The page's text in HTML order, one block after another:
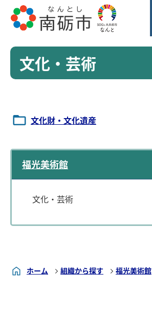
文化・芸術
文化財・文化遺産
福光美術館
文化・芸術
ホーム 組織から探す 福光美術館